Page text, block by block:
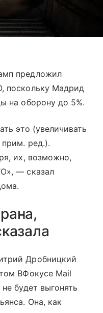
предложил
поскольку Мадрид
на оборону до 5%.
это (увеличивать
ред.).
их, возможно,
— сказал
Дробницкий
ВФокусе Mail
будет выгонять
Она, как